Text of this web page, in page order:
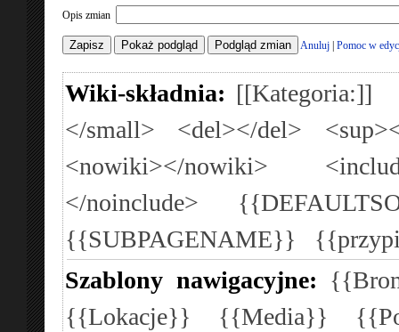
Opis zmian
Anuluj Pomoc w
Wiki-składnia: [[Kategoria:]]
</small>
<del></del>
<nowiki></nowiki>
</noinclude>
{{SUBPAGENAME}}
Szablony nawigacyjne:
{{Lokacje}}
{{Media}}